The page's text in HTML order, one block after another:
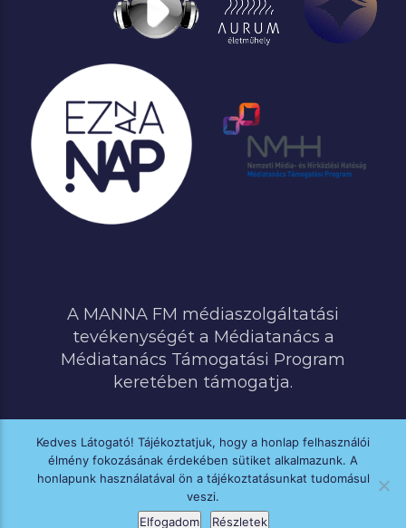
A MANNA FM médiaszolgáltatási
tevékenységét a Médiatanács a
Médiatanács Támogatási Program
keretében támogatja.
MINDEN JOG FENNTARTVA © 2020 MANNA FM
Kedves Látogató! Tájékoztatjuk, hogy a honlap felhasználói
élmény fokozásának érdekében sütiket alkalmazunk. A
honlapunk használatával ön a tájékoztatásunkat tudomásul
veszi.
Elfogadom
Részletek